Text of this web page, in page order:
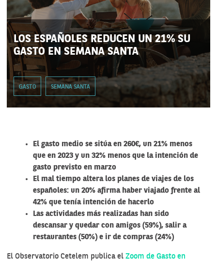
LOS ESPAÑOLES REDUCEN UN 21% SU
GASTO EN SEMANA SANTA
GASTO SEMANA SANTA
El gasto medio se sitúa en 260€, un 21% menos
que en 2023 y un 32% menos que la intención de
gasto previsto en marzo
El mal tiempo altera los planes de viajes de los
españoles: un 20% afirma haber viajado frente al
42% que tenía intención de hacerlo
Las actividades más realizadas han sido
descansar y quedar con amigos (59%), salir a
restaurantes (50%) e ir de compras (24%)
El Observatorio Cetelem publica el Zoom de Gasto en